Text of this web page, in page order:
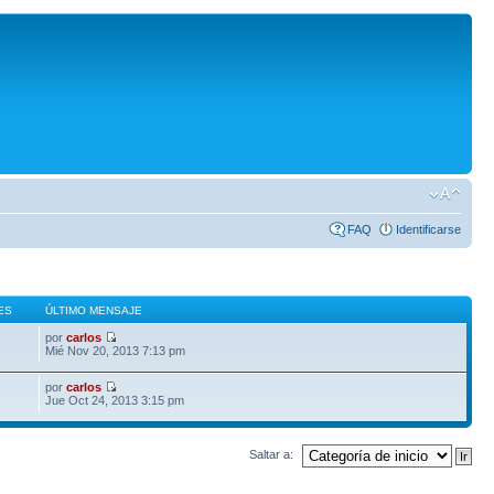
FAQ Identificarse
ÚLTIMO MENSAJE
porcarlos
Mié Nov 20, 2013 7:13 pm
porcarlos
Jue Oct 24, 2013 3:15 pm
Saltar a: